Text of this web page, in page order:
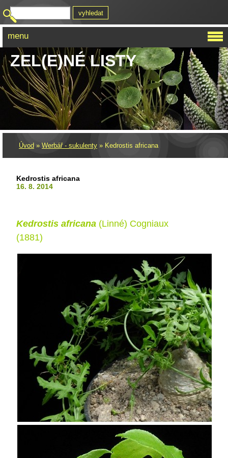
ZEL(E)NÉ LISTY
Úvod » Werbář - sukulenty » Kedrostis africana
Kedrostis africana
16. 8. 2014
Kedrostis africana (Linné) Cogniaux
(1881)
menu